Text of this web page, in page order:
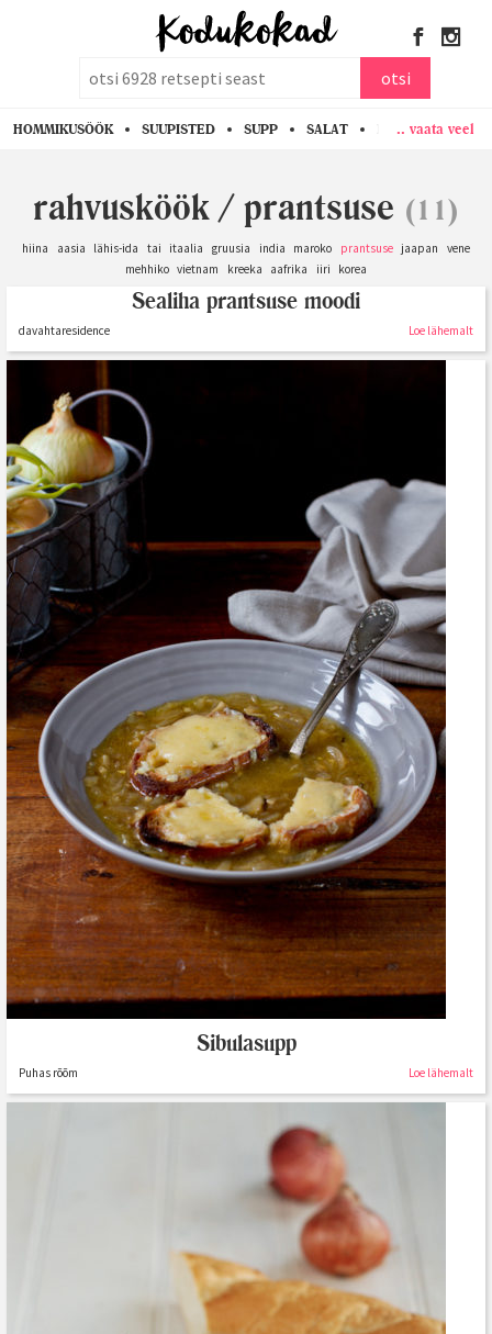
otsi
HOMMIKUSÖÖK SUUPISTED SUPP SALAT PASTA KANA
.. vaata veel
rahvusköök / prantsuse (11)
hiina aasia lähis-ida tai itaalia gruusia india maroko prantsuse jaapan
vene
mehhiko vietnam kreeka aafrika iiri korea
Sealiha prantsuse moodi
davahtaresidence Loe lähemalt
Sibulasupp
Puhas rõõm Loe lähemalt